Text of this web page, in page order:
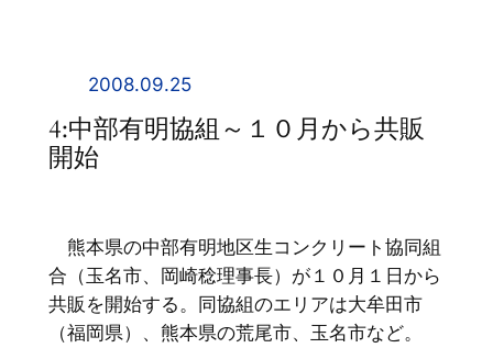
2008.09.25
4:中部有明協組～１０月から共販
開始
熊本県の中部有明地区生コンクリート協同組
合（玉名市、岡崎稔理事長）が１０月１日から
共販を開始する。同協組のエリアは大牟田市
（福岡県）、熊本県の荒尾市、玉名市など。